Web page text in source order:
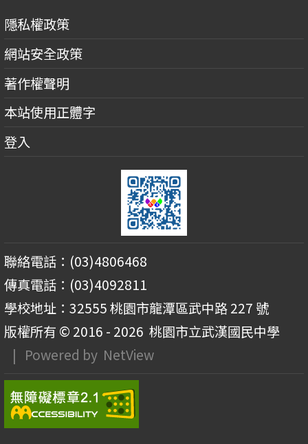
隱私權政策
網站安全政策
著作權聲明
本站使用正體字
登入
聯絡電話：(03)4806468
傳真電話：(03)4092811
學校地址：32555 桃園市龍潭區武中路 227 號
版權所有 © 2016 - 2026 桃園市立武漢國民中學
| Powered by NetView